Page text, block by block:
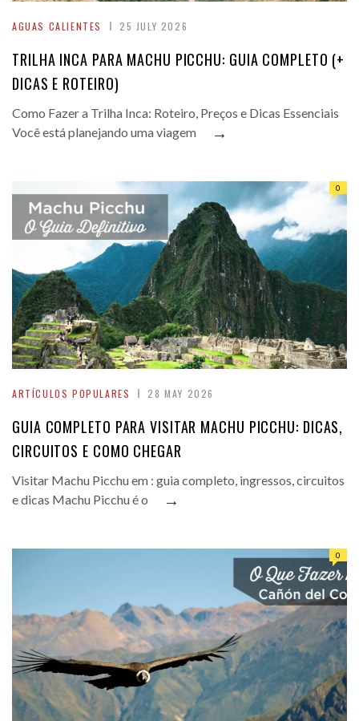
AGUAS CALIENTES 25 JULY 2026
TRILHA INCA PARA MACHU PICCHU: GUIA COMPLETO (+
DICAS E ROTEIRO)
Como Fazer a Trilha Inca: Roteiro, Preços e Dicas Essenciais
Você está planejando uma viagem
→
ARTÍCULOS POPULARES 28 MAY 2026
0
GUIA COMPLETO PARA VISITAR MACHU PICCHU: DICAS,
CIRCUITOS E COMO CHEGAR
Visitar Machu Picchu em : guia completo, ingressos, circuitos
e dicas Machu Picchu é o
→
0